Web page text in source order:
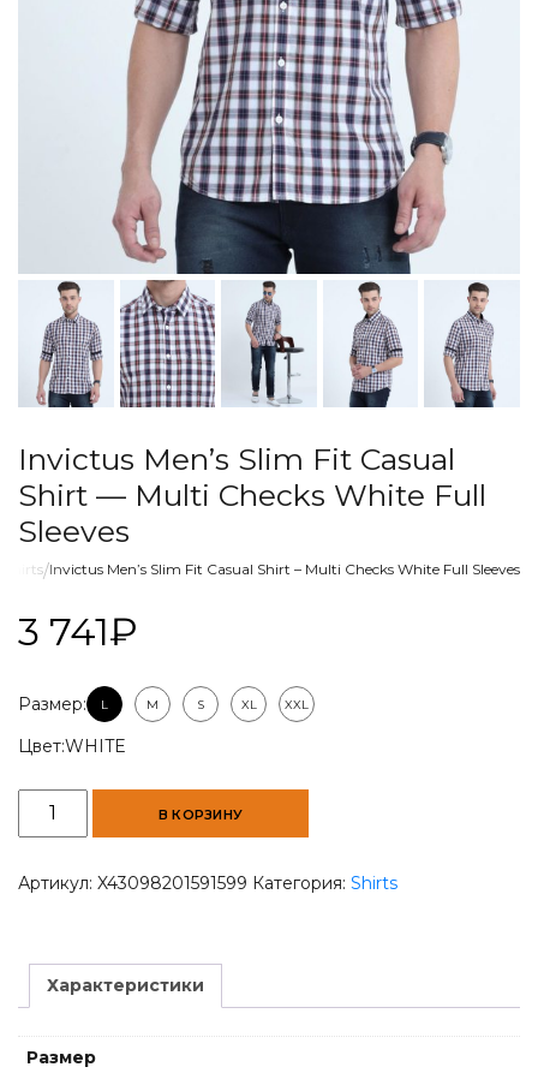
Invictus Men’s Slim Fit Casual
Shirt — Multi Checks White Full
Sleeves
Shirts/Invictus Men’s Slim Fit Casual Shirt – Multi Checks White Full Sleeves
3 741₽
Размер: L M S XL XXL
Цвет:WHITE
Количество
товара
Men's
Shirt
-
Checks
В КОРЗИНУ
Артикул: X43098201591599 Категория: Shirts
Характеристики
Размер